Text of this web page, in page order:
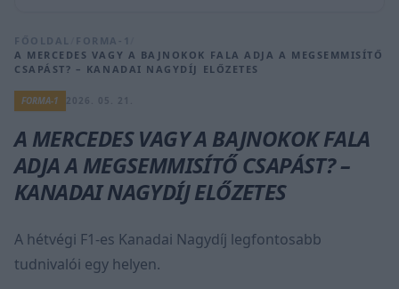
FŐOLDAL FORMA-1
A MERCEDES VAGY A BAJNOKOK FALA ADJA A MEGSEMMISÍTŐ
CSAPÁST? – KANADAI NAGYDÍJ ELŐZETES
FORMA-1
A MERCEDES VAGY A BAJNOKOK FALA
ADJA A MEGSEMMISÍTŐ CSAPÁST? –
KANADAI NAGYDÍJ ELŐZETES
A hétvégi F1-es Kanadai Nagydíj legfontosabb
tudnivalói egy helyen.